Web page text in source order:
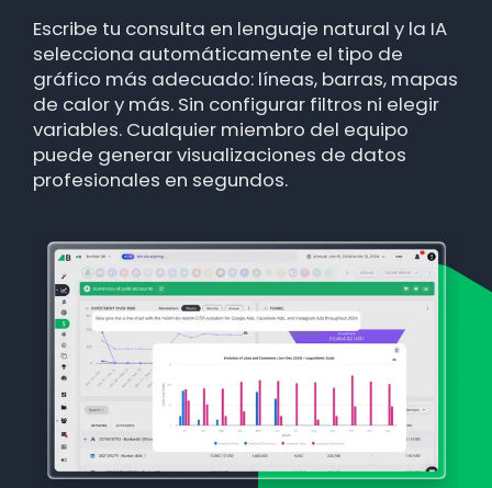
Escribe tu consulta en lenguaje natural y la IA
selecciona automáticamente el tipo de
gráfico más adecuado: líneas, barras, mapas
de calor y más. Sin configurar filtros ni elegir
variables. Cualquier miembro del equipo
puede generar visualizaciones de datos
profesionales en segundos.
Text-to-Chart elimina las tareas repetitivas
del análisis: selección de variables, armado
de filtros y construcción de reportes. La IA
automatiza el proceso para que tu equipo
dedique el tiempo a interpretar resultados y
tomar decisiones, no a construir gráficos
desde cero.